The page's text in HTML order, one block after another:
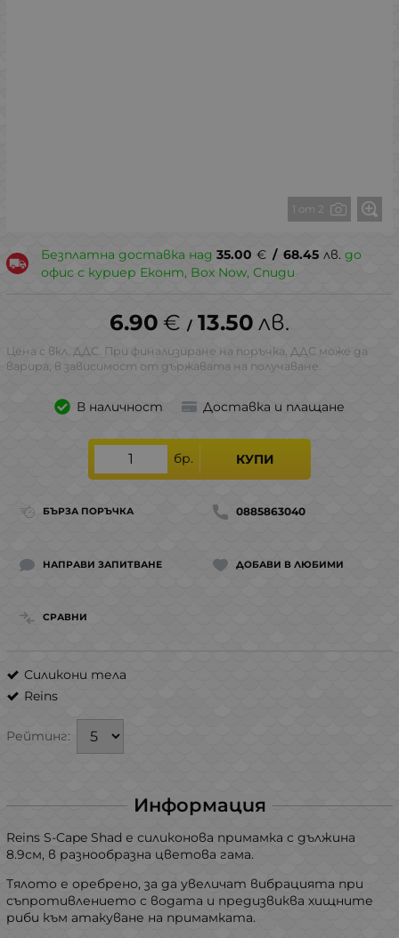
1 от 2
Безплатна доставка над 35.00 € / 68.45 лв. до
офис с куриер Еконт, Box Now, Спиди
6.90 € / 13.50 лв.
Цена с вкл. ДДС. При финализиране на поръчка, ДДС може да
варира, в зависимост от държавата на получаване.
В наличност Доставка и плащане
бр. КУПИ
БЪРЗА ПОРЪЧКА 0885863040
НАПРАВИ ЗАПИТВАНЕ ДОБАВИ В ЛЮБИМИ
СРАВНИ
Силикони тела
Reins
Рейтинг:
Информация
Reins S-Cape Shad е силиконова примамка с дължина
8.9см, в разнообразна цветова гама.
Тялото е оребрено, за да увеличат вибрацията при
съпротивлението с водата и предизвиква хищните
риби към атакуване на примамката.